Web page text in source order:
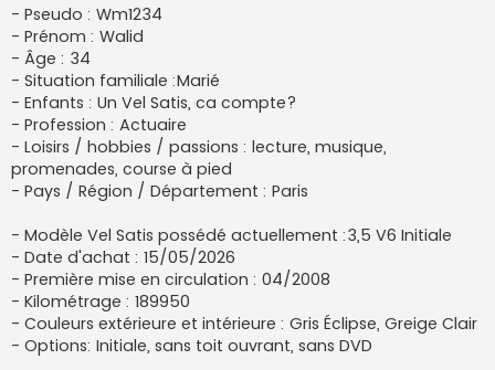
s
s
a
g
e
- Pseudo : Wm1234
- Prénom : Walid
- Âge : 34
- Situation familiale :Marié
- Enfants : Un Vel Satis, ca compte?
- Profession : Actuaire
- Loisirs / hobbies / passions : lecture, musique,
promenades, course à pied
- Pays / Région / Département : Paris
- Modèle Vel Satis possédé actuellement :3,5 V6 Initiale
- Date d'achat : 15/05/2026
- Première mise en circulation : 04/2008
- Kilométrage : 189950
- Couleurs extérieure et intérieure : Gris Éclipse, Greige Clair
- Options: Initiale, sans toit ouvrant, sans DVD